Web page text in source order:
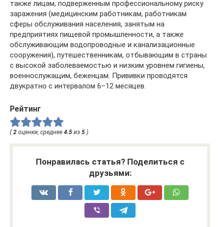
также лицам, подверженным профессиональному риску
заражения (медицинским работникам, работникам
сферы обслуживания населения, занятым на
предприятиях пищевой промышленности, а также
обслуживающим водопроводные и канализационные
сооружения), путешественникам, отбывающим в страны
с высокой заболеваемостью и низким уровнем гигиены,
военнослужащим, беженцам. Прививки проводятся
двукратно с интервалом 6–12 месяцев.
Рейтинг
( 2 оценки, среднее 4.5 из 5 )
Понравилась статья? Поделиться с
друзьями: